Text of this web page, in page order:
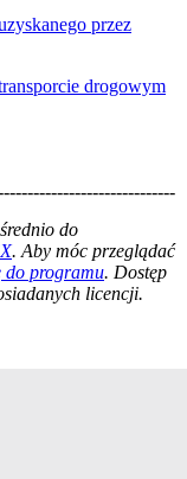
przez
drogowym
do
. Aby móc przeglądać
do programu. Dostęp
licencji.